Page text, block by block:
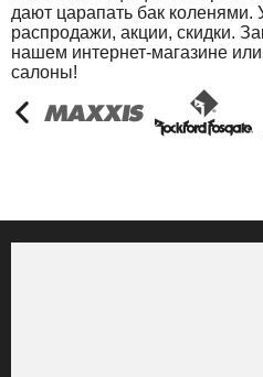
дают царапать бак коленями.
распродажи, акции, скидки.
нашем интернет-магазине
салоны!